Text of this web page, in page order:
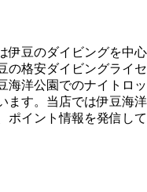
伊豆のダイビングを中心
の格安ダイビングライセ
海洋公園でのナイトロッ
ます。当店では伊豆海洋
ポイント情報を発信して